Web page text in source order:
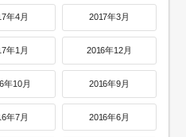
年4月 2017年3月
年1月 2016年12月
年10月 2016年9月
年7月 2016年6月